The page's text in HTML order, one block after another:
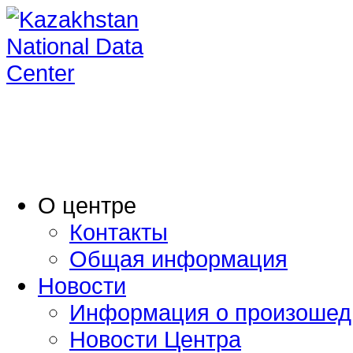
O центре
Контакты
Общая информация
Новости
Информация о
Новости Центра